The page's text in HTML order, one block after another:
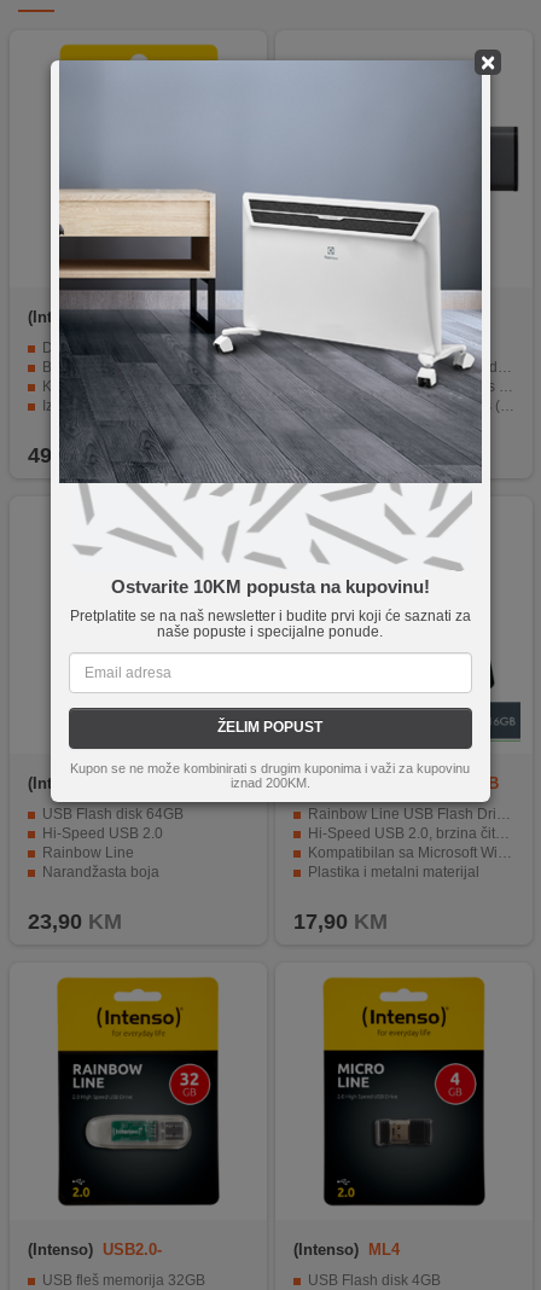
×
Ostvarite 10KM popusta na kupovinu!
Pretplatite se na naš newsletter i budite prvi koji će saznati za
naše popuste i specijalne ponude.
ŽELIM POPUST
Kupon se ne može kombinirati s drugim kuponima i važi za kupovinu
iznad 200KM.
(Intenso) USB3.2-
128GB/Twist Line
Dvije vrste priključaka (USB-C i USB-A)
Brzi prijenos podataka (do 70 MB/s)
Kapacitet pohrane od 128GB
Izrađen od aluminija
Elegantna crna boja
49,90 KM
BULK USB2.0-
64GB/Alu-a
Kapacitet od 64GB
Brzi Hi-Speed USB 2.0 standard
Brzina čitanja od 28,00 MB/s (187x)
Brzina pisanja od 6,50 MB/s (43x)
Moderan dizajn od aluminijuma u crnoj boji
18,90KM
(Intenso)
64GB/Rainbow
USB Flash disk 64GB
Hi-Speed USB 2.0
Rainbow Line
Narandžasta boja
23,90 KM
Connect XL CXL-USB16GB
Rainbow Line USB Flash Drive, 16GB
Hi-Speed USB 2.0, brzina čitanja 15MB/s
Kompatibilan sa Microsoft Windows XP/Vista/Win7/Win8, MacOS 10.6+
Plastika i metalni materijal
17,90 KM
(Intenso)
USB2.0-
32GB/Rainbow
USB fleš memorija 32GB
(Intenso) ML4
USB Flash disk 4GB